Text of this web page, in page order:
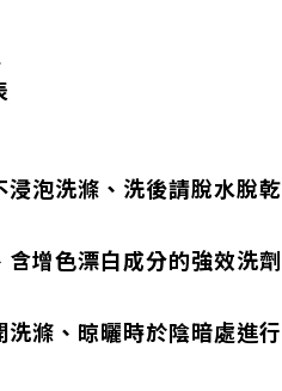
泡洗滌、洗後請脫水脫乾
增色漂白成分的強效洗劑
滌、晾曬時於陰暗處進行